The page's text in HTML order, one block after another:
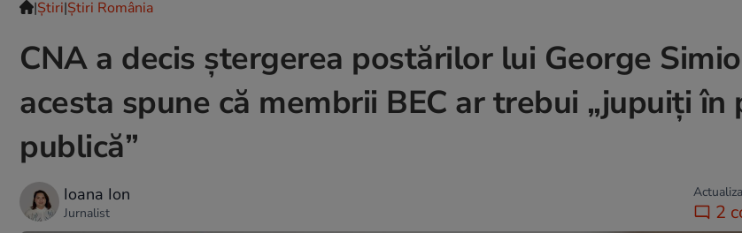
|Ştiri|Știri România
CNA a decis ștergerea postărilor lui George
acesta spune că membrii BEC ar trebui „jupuiți în
publică”
Ioana Ion
Jurnalist 2